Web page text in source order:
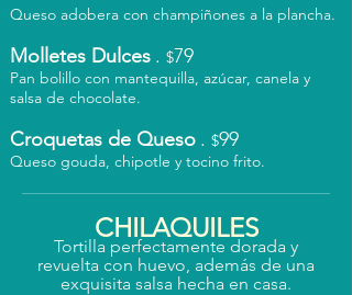
Queso adobera con champiñones a la plancha.
Molletes Dulces . $79
Pan bolillo con mantequilla, azúcar, canela y
salsa de chocolate.
Croquetas de Queso . $99
Queso gouda, chipotle y tocino frito.
CHILAQUILES
Tortilla perfectamente dorada y
revuelta con huevo, además de una
exquisita salsa hecha en casa.